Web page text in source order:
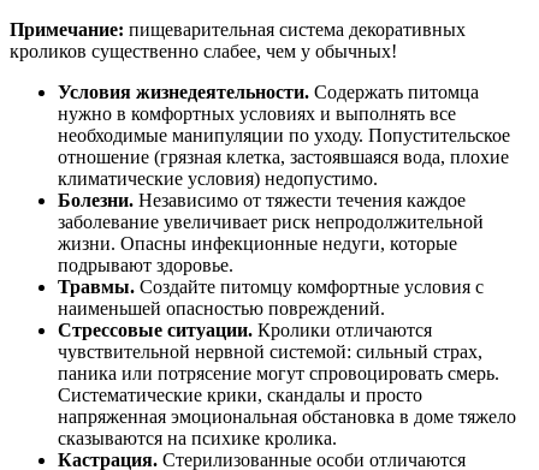
Примечание: пищеварительная система декоративных
кроликов существенно слабее, чем у обычных!
Условия жизнедеятельности. Содержать питомца
нужно в комфортных условиях и выполнять все
необходимые манипуляции по уходу. Попустительское
отношение (грязная клетка, застоявшаяся вода, плохие
климатические условия) недопустимо.
Болезни. Независимо от тяжести течения каждое
заболевание увеличивает риск непродолжительной
жизни. Опасны инфекционные недуги, которые
подрывают здоровье.
Травмы. Создайте питомцу комфортные условия с
наименьшей опасностью повреждений.
Стрессовые ситуации. Кролики отличаются
чувствительной нервной системой: сильный страх,
паника или потрясение могут спровоцировать смерь.
Систематические крики, скандалы и просто
напряженная эмоциональная обстановка в доме тяжело
сказываются на психике кролика.
Кастрация. Стерилизованные особи отличаются